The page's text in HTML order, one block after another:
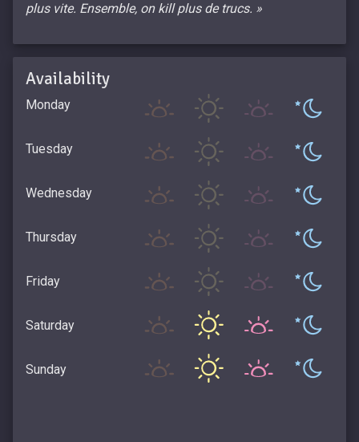
plus vite. Ensemble, on kill plus de trucs. »
Availability
Monday
Tuesday
Wednesday
Thursday
Friday
Saturday
Sunday